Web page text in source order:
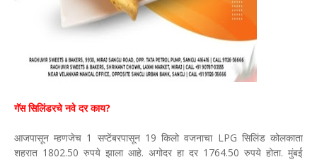
गॅस सिलिंडरचे नवे दर काय?
आजपासून म्हणजेच 1 सप्टेंबरपासून 19 किलो वजनाचा LPG सिलिंड कोलकाता
शहरात 1802.50 रुपये झाला आहे. अगोदर हा दर 1764.50 रुपये होता. मुंबई